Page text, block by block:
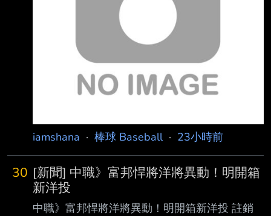
國的更好吃。 瑪帝斯在二軍投2場，戰績0勝0
敗，投5.2局有高達7次四死球，但防禦率僅
1.59，最快球 速151公里。他表示，目前感覺還
不錯，台灣天氣跟他的家鄉佛羅里達滿相似的，
「這是 我第一次到海外打球，我還滿興奮
的。」 瑪帝斯透露在二軍吃
iamshana · 棒球 Baseball· 23小時前
30 [新聞] 中職》富邦悍將洋將異動！明開箱
新洋投
中職》富邦悍將洋將異動！明開箱新洋投 註銷